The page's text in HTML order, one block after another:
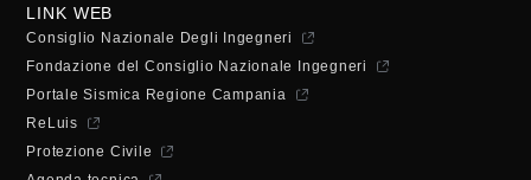
LINK WEB
Consiglio Nazionale Degli Ingegneri
Fondazione del Consiglio Nazionale Ingegneri
Portale Sismica Regione Campania
ReLuis
Protezione Civile